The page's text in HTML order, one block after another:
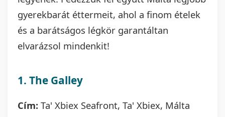
gyerekbarát éttermeit, ahol a finom ételek
és a barátságos légkör garantáltan
elvarázsol mindenkit!
1. The Galley
Cím: Ta' Xbiex Seafront, Ta' Xbiex, Málta